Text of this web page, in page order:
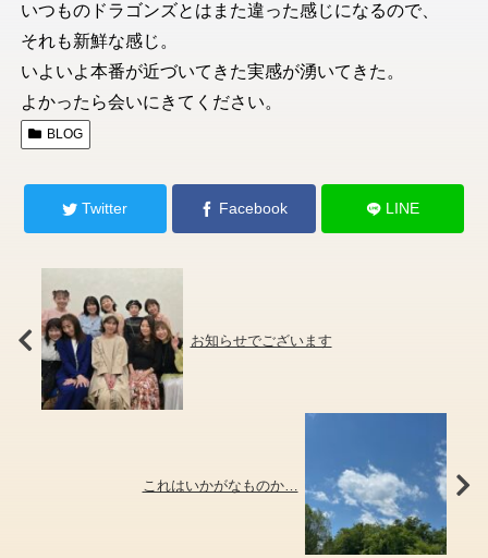
いつものドラゴンズとはまた違った感じになるので、
それも新鮮な感じ。
いよいよ本番が近づいてきた実感が湧いてきた。
よかったら会いにきてください。
BLOG
Twitter Facebook LINE
お知らせでございます
これはいかがなものか…